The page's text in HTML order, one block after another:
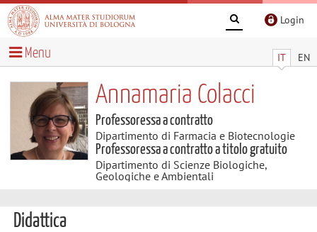
Login
IT EN
Menu
Annamaria Colacci
Professoressa a contratto
Dipartimento di Farmacia e Biotecnologie
Professoressa a contratto a titolo gratuito
Dipartimento di Scienze Biologiche,
Geologiche e Ambientali
Didattica